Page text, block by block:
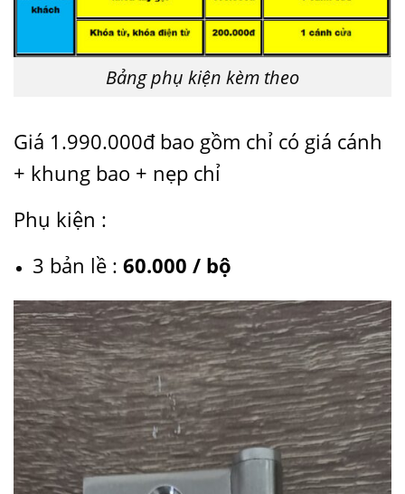
Bảng phụ kiện kèm theo
Giá 1.990.000đ bao gồm chỉ có giá cánh
+ khung bao + nẹp chỉ
Phụ kiện :
3 bản lề : 60.000 / bộ